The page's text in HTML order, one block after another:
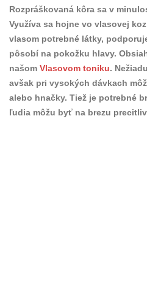
Rozpráškovaná kôra sa v
Využíva sa hojne vo vlasovej
vlasom potrebné látky,
pôsobí na pokožku hlavy.
našom Vlasovom toniku.
avšak pri vysokých dávkach
alebo hnačky. Tiež je potrebné
ľudia môžu byť na brezu